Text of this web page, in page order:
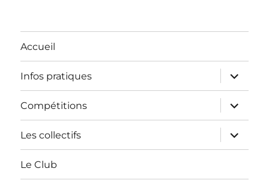
Accueil
Infos pratiques
ouvrir
le
sous-
menu
Compétitions
ouvrir
le
sous-
menu
Les collectifs
ouvrir
le
sous-
Le Club